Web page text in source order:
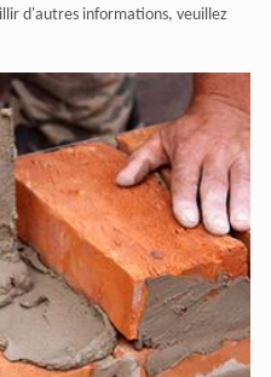
d'autres informations, veuillez